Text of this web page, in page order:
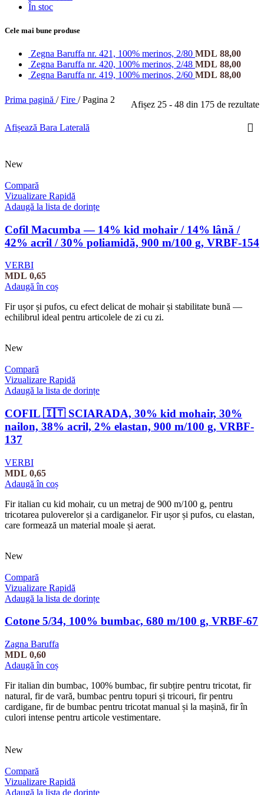
În stoc
Cele mai bune produse
Zegna Baruffa nr. 421, 100% merinos, 2/80 MDL 88,00
Zegna Baruffa nr. 420, 100% merinos, 2/48 MDL 88,00
Zegna Baruffa nr. 419, 100% merinos, 2/60 MDL 88,00
Prima pagină / Fire / Pagina 2 Afișez 25 - 48 din 175 de rezultate
Afișează Bara Laterală
New
Compară
Vizualizare Rapidă
Adaugă la lista de dorințe
Cofil Macumba — 14% kid mohair / 14% lână /
42% acril / 30% poliamidă, 900 m/100 g, VRBF-154
VERBI
MDL 0,65
Adaugă în coș
Fir ușor și pufos, cu efect delicat de mohair și stabilitate bună —
echilibrul ideal pentru articolele de zi cu zi.
New
Compară
Vizualizare Rapidă
Adaugă la lista de dorințe
COFIL 🇮🇹 SCIARADA, 30% kid mohair, 30%
nailon, 38% acril, 2% elastan, 900 m/100 g, VRBF-
137
VERBI
MDL 0,65
Adaugă în coș
Fir italian cu kid mohair, cu un metraj de 900 m/100 g, pentru
tricotarea puloverelor și a cardiganelor. Fir ușor și pufos, cu elastan,
care formează un material moale și aerat.
New
Compară
Vizualizare Rapidă
Adaugă la lista de dorințe
Cotone 5/34, 100% bumbac, 680 m/100 g, VRBF-67
Zagna Baruffa
MDL 0,60
Adaugă în coș
Fir italian din bumbac, 100% bumbac, fir subțire pentru tricotat, fir
natural, fir de vară, bumbac pentru topuri și tricouri, fir pentru
cardigane, fir de bumbac pentru tricotat manual și la mașină, fir în
culori intense pentru articole vestimentare.
New
Compară
Vizualizare Rapidă
Adaugă la lista de dorințe